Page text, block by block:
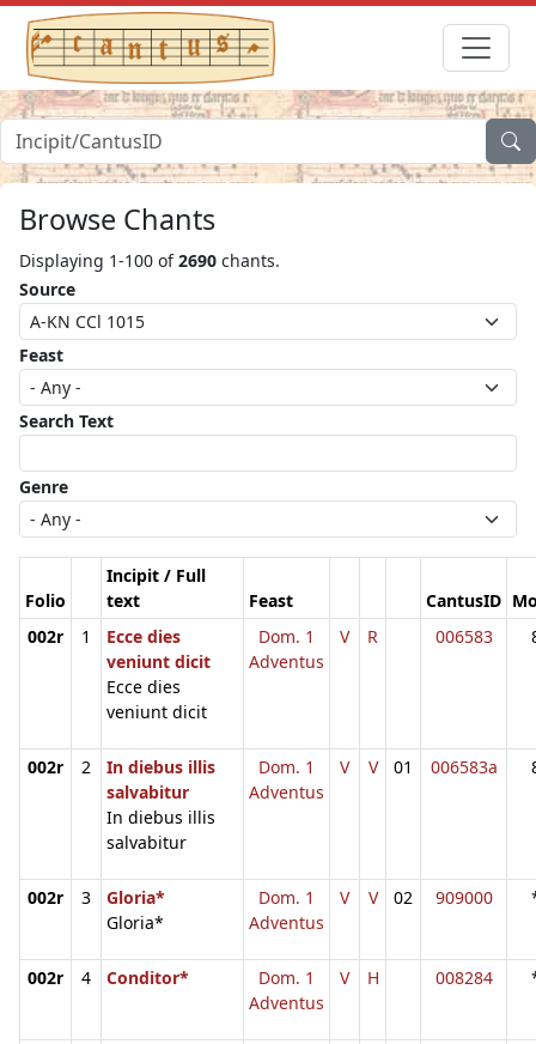
Browse Chants
Displaying 1-100 of2690 chants.
Source
Feast
Search Text
Genre
Folio
Incipit / Full
text
Feast CantusID
002r
1
Ecce dies
veniunt dicit
Ecce dies
veniunt dicit
Dom. 1
Adventus
V R 006583
002r 2
In diebus illis
salvabitur
In diebus illis
salvabitur
Dom. 1
Adventus
V V 01 006583a
002r 3
Gloria*
Gloria*
Dom. 1
Adventus
V V 02 909000
002r 4 Conditor*
Dom. 1
Adventus
V H 008284